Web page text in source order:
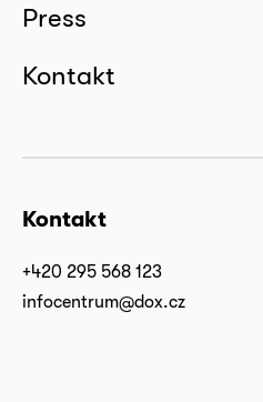
Press
Kontakt
Kontakt
+420 295 568 123
infocentrum@dox.cz